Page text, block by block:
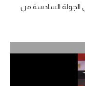
الجولة السادسة من